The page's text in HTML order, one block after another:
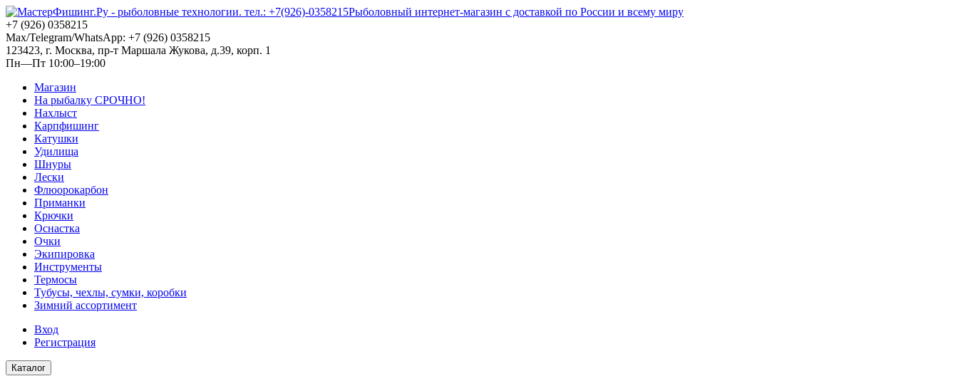
Рыболовный интернет-магазин с доставкой по России и всему миру
+7 (926) 0358215
Max/Telegram/WhatsApp: +7 (926) 0358215
123423, г. Москва, пр-т Маршала Жукова, д.39, корп. 1
Пн—Пт 10:00–19:00
Магазин
На рыбалку СРОЧНО!
Нахлыст
Карпфишинг
Катушки
Удилища
Шнуры
Лески
Флюорокарбон
Приманки
Крючки
Оснастка
Очки
Экипировка
Инструменты
Термосы
Тубусы, чехлы, сумки, коробки
Зимний ассортимент
Вход
Регистрация
Каталог